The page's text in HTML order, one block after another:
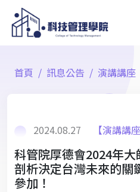
首頁 訊息公告 演講講座
2024.08.27 【演講講座
科管院厚德會2024年
剖析決定台灣未來的關
參加！